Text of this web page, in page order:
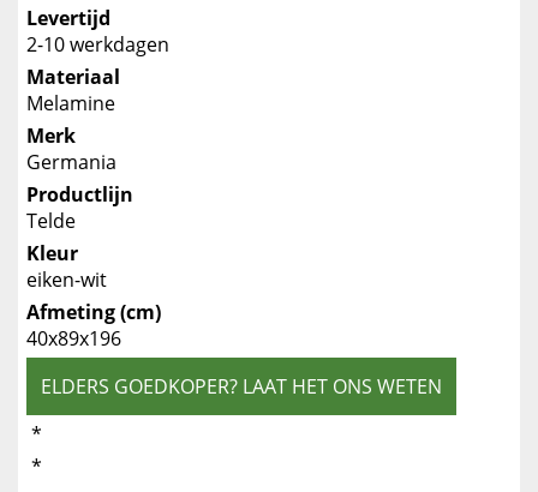
Levertijd
2-10 werkdagen
Materiaal
Melamine
Merk
Germania
Productlijn
Telde
Kleur
eiken-wit
Afmeting (cm)
40x89x196
ELDERS GOEDKOPER? LAAT HET ONS WETEN
*
*